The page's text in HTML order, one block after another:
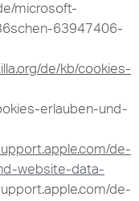
microsoft-
63947406-
de/kb/cookies-
erlauben-und-
de-
website-data-
de-